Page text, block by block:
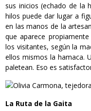
sus inicios (echado de la
hilos puede dar lugar a
en las manos de la
que aparece
los visitantes, según la
ellos mismos la hamaca.
paletean. Eso es
La Ruta de la Gaita